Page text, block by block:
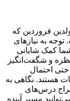
فروردین که
به نیازهای
کمک شایانی
و شگفت‌انگیز
حتی احتمال
هستند. نگاهی به
درس‌های
مسیر آینده